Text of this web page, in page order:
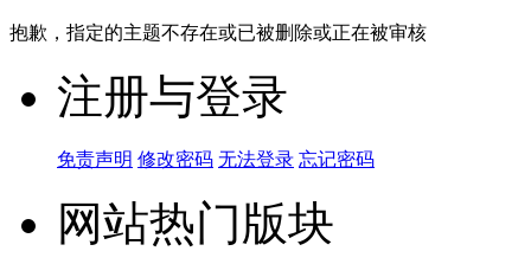
抱歉，指定的主题不存在或已被删除或正在被审核
注册与登录
免责声明 修改密码 无法登录 忘记密码
网站热门版块